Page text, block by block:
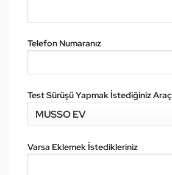
Telefon Numaranız
Test Sürüşü Yapmak İstediğiniz Araç
Varsa Eklemek İstedikleriniz